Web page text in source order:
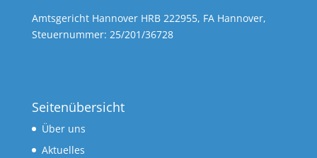
Amtsgericht Hannover HRB 222955, FA Hannover,
Steuernummer: 25/201/36728
Seitenübersicht
Über uns
Aktuelles